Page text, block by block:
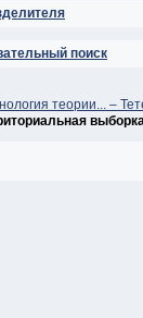
поиск
теории... –